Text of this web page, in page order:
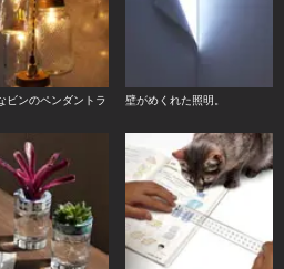
ビンのペンダントラ
壁がめくれた照明。